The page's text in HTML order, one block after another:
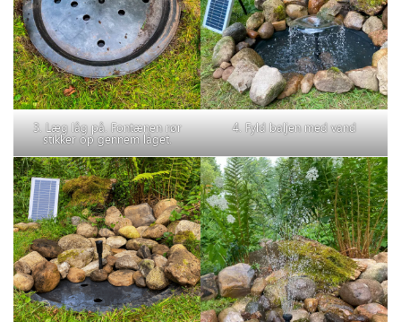
3. Læg låg på. Fontænen rør
stikker op gennem låget.
4. Fyld baljen med vand